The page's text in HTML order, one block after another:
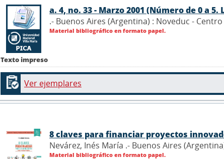
Texto impreso
a. 4, no. 33 - Marzo 2001 (Número de 0 a
.- Buenos Aires (Argentina) : Noveduc -
Material bibliográfico en formato papel.
Ver ejemplares
8 claves para financiar proyectos
Nevárez, Inés María .- Buenos Aires
Material bibliográfico en formato papel.